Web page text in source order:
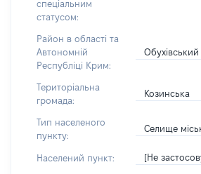
спеціальним
статусом:
Район в області та
Автономній
Республіці Крим:
Обухівський
Територіальна
громада:
Козинська
Тип населеного
пункту:
Селище
Населений пункт: [Не